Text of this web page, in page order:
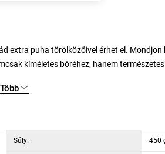
extra puha törölközőivel érhet el.
kíméletes bőréhez, hanem
lágy tapintását, ami kényeztetni
zuhanyzás után, ami felér a
nagyszerűen kiegészíti fürdőszobáját. A
illetve allergiás tünetekkel rendelkező
Több
Súly: 450